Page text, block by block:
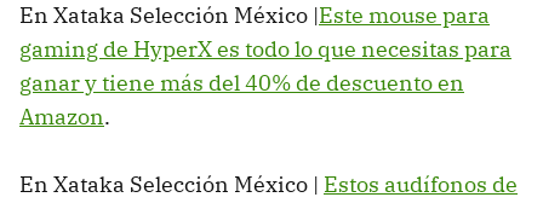
En Xataka Selección México |Este mouse para
gaming de HyperX es todo lo que necesitas para
ganar y tiene más del 40% de descuento en
Amazon.
En Xataka Selección México | Estos audífonos de